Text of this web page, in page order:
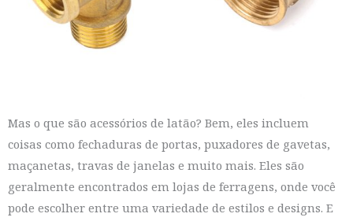
Mas o que são acessórios de latão? Bem, eles incluem
coisas como fechaduras de portas, puxadores de gavetas,
maçanetas, travas de janelas e muito mais. Eles são
geralmente encontrados em lojas de ferragens, onde você
pode escolher entre uma variedade de estilos e designs. E